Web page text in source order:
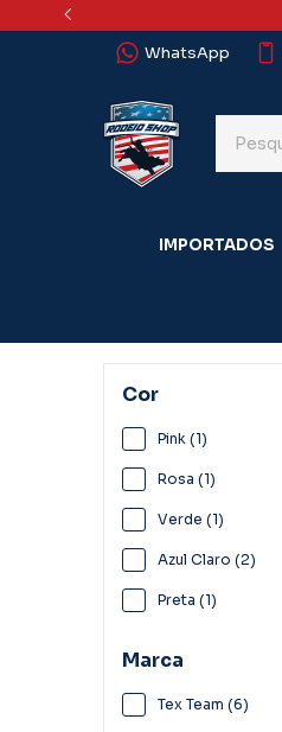
WhatsApp
IMPORTADOS
Cor
Pink (1)
Rosa (1)
Verde (1)
Azul Claro (2)
Preta (1)
Marca
Tex Team (6)